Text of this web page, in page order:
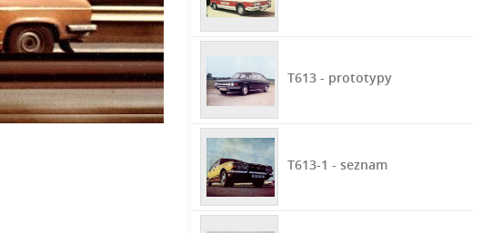
T613 - prototypy
T613-1 - seznam